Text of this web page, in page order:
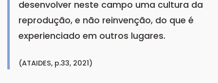
desenvolver neste campo uma cultura da
reprodução, e não reinvenção, do que é
experienciado em outros lugares.
(ATAIDES, p.33, 2021)